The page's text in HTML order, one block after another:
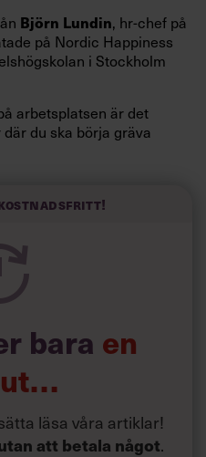
Björn Lundin, hr-chef på
på Nordic Happiness
i Stockholm
arbetsplatsen är det
du ska börja gräva
bara en
läsa våra artiklar!
att betala något.